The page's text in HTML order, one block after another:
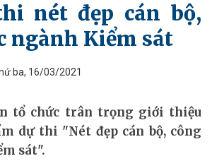
nét đẹp cán bộ,
ngành Kiểm sát
ba, 16/03/2021
tổ chức trân trọng giới thiệu
dự thi "Nét đẹp cán bộ, công
sát".